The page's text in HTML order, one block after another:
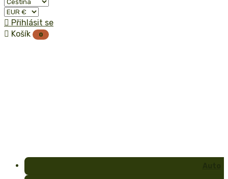
 Přihlásit se
 Košík 0